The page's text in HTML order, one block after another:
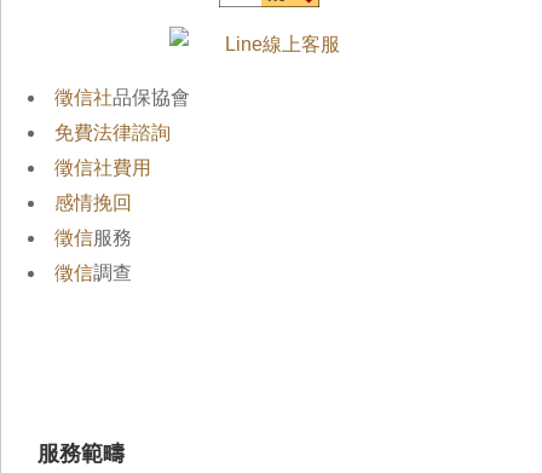
徵信社品保協會
免費法律諮詢
徵信社費用
感情挽回
徵信服務
徵信調查
服務範疇